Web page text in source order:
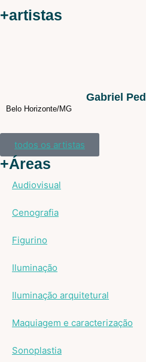
+artistas
Gabriel
Belo Horizonte/MG
todos os artistas
+Áreas
Audiovisual
Cenografia
Figurino
Iluminação
Iluminação arquitetural
Maquiagem e caracterização
Sonoplastia